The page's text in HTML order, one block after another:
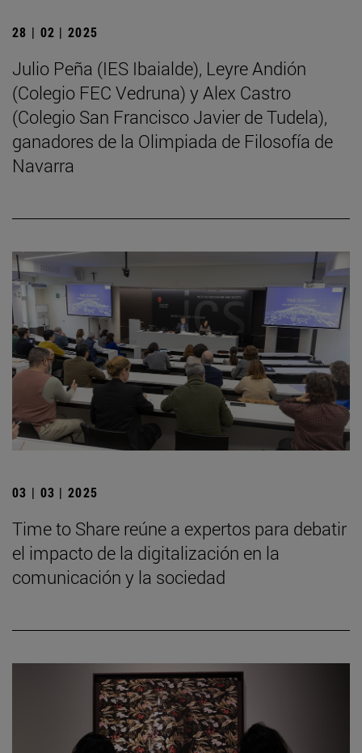
28 | 02 | 2025
Julio Peña (IES Ibaialde), Leyre Andión
(Colegio FEC Vedruna) y Alex Castro
(Colegio San Francisco Javier de Tudela),
ganadores de la Olimpiada de Filosofía de
Navarra
03 | 03 | 2025
Time to Share reúne a expertos para debatir
el impacto de la digitalización en la
comunicación y la sociedad